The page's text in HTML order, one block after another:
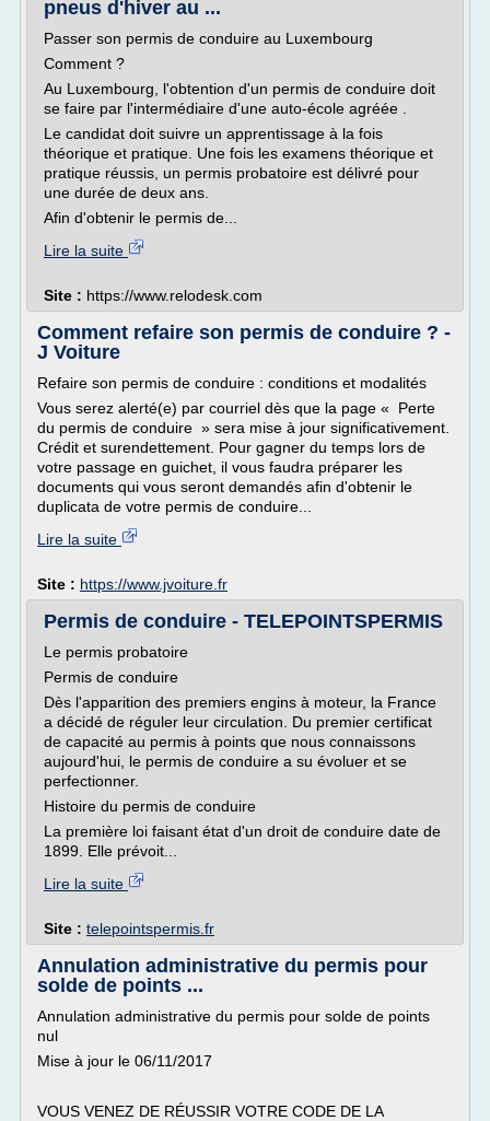
pneus d'hiver au ...
Passer son permis de conduire au Luxembourg
Comment ?
Au Luxembourg, l'obtention d'un permis de conduire doit
se faire par l'intermédiaire d'une auto-école agréée .
Le candidat doit suivre un apprentissage à la fois
théorique et pratique. Une fois les examens théorique et
pratique réussis, un permis probatoire est délivré pour
une durée de deux ans.
Afin d'obtenir le permis de...
Lire la suite
Site : https://www.relodesk.com
Comment refaire son permis de conduire ? -
J Voiture
Refaire son permis de conduire : conditions et modalités
Vous serez alerté(e) par courriel dès que la page « Perte
du permis de conduire » sera mise à jour significativement.
Crédit et surendettement. Pour gagner du temps lors de
votre passage en guichet, il vous faudra préparer les
documents qui vous seront demandés afin d'obtenir le
duplicata de votre permis de conduire...
Lire la suite
Site : https://www.jvoiture.fr
Permis de conduire - TELEPOINTSPERMIS
Le permis probatoire
Permis de conduire
Dès l'apparition des premiers engins à moteur, la France
a décidé de réguler leur circulation. Du premier certificat
de capacité au permis à points que nous connaissons
aujourd'hui, le permis de conduire a su évoluer et se
perfectionner.
Histoire du permis de conduire
La première loi faisant état d'un droit de conduire date de
1899. Elle prévoit...
Lire la suite
Site : telepointspermis.fr
Annulation administrative du permis pour
solde de points ...
Annulation administrative du permis pour solde de points
nul
Mise à jour le 06/11/2017
VOUS VENEZ DE RÉUSSIR VOTRE CODE DE LA